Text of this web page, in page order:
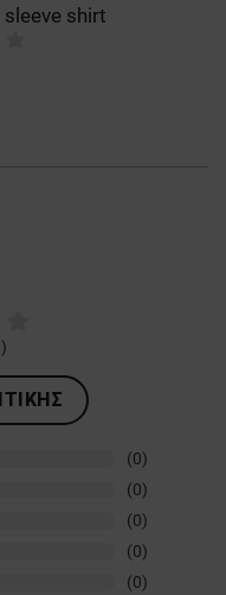
shirt
(0)
(0)
(0)
(0)
(0)